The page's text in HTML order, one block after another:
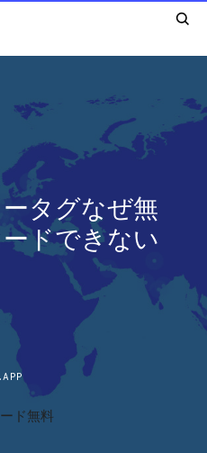
タグなぜ無
ドできない
ド無料